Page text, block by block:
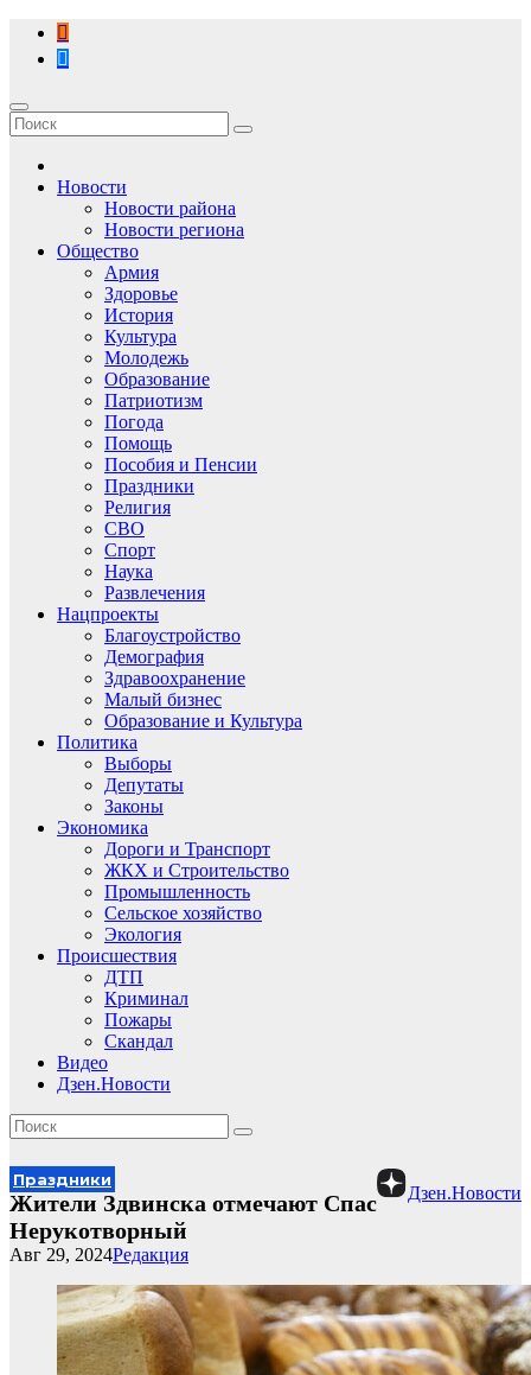
Перейти
содержимому
Новости
Новости района
Новости региона
Общество
Армия
Здоровье
История
Культура
Молодежь
Образование
Патриотизм
Погода
Помощь
Пособия и Пенсии
Праздники
Религия
СВО
Спорт
Наука
Развлечения
Нацпроекты
Благоустройство
Демография
Здравоохранение
Малый бизнес
Образование и Культура
Политика
Выборы
Депутаты
Законы
Экономика
Дороги и Транспорт
ЖКХ и Строительство
Промышленность
Сельское хозяйство
Экология
Происшествия
ДТП
Криминал
Пожары
Скандал
Видео
Дзен.Новости
Дзен.Новости
Праздники
Жители Здвинска отмечают Спас
Нерукотворный
Редакция
Авг 29, 2024